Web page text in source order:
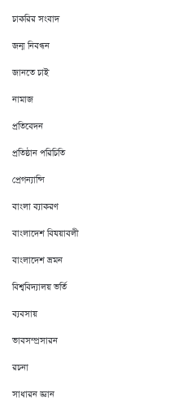
চাকরির সংবাদ
জন্ম নিবন্ধন
জানতে চাই
নামাজ
প্রতিবেদন
প্রতিষ্ঠান পরিচিতি
প্রেগন্যান্সি
বাংলা ব্যাকরণ
বাংলাদেশ বিষয়াবলী
বাংলাদেশ ভ্রমন
বিশ্ববিদ্যালয় ভর্তি
ব্যবসায়
ভাবসম্প্রসারন
রচনা
সাধারন জ্ঞান